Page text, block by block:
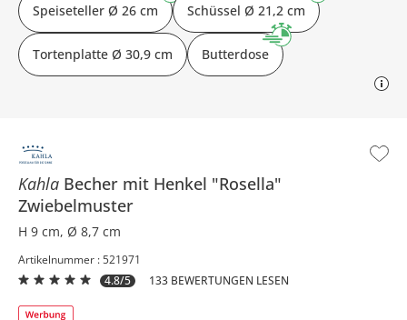
Kahla Becher mit Henkel "Rosella"
Zwiebelmuster
H 9 cm, Ø 8,7 cm
Artikelnummer : 521971
4.8/5
133 BEWERTUNGEN LESEN
Speiseteller Ø 26 cm Schüssel Ø 21,2 cm
Tortenplatte Ø 30,9 cm Butterdose